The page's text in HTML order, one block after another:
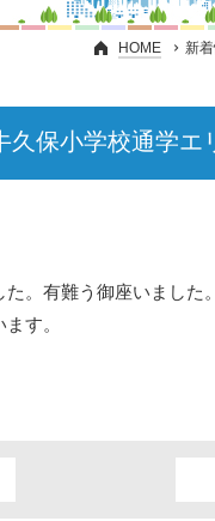
HOME 新
保小学校通学
。 有難う御座いました。
す。